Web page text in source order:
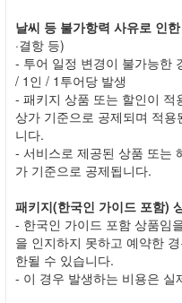
날씨 등 불가항력 사유로 인
·결항 등)
- 투어 일정 변경이 불가능한
/ 1인 / 1투어당 발생
- 패키지 상품 또는 할인이 적
상가 기준으로 공제되며 적
니다.
- 서비스로 제공된 상품 또는
가 기준으로 공제됩니다.
패키지(한국인 가이드 포함)
- 한국인 가이드 포함 상품임
을 인지하지 못하고 예약한
한될 수 있습니다.
- 이 경우 발생하는 비용은 실